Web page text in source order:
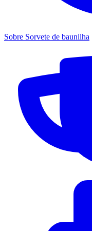
Sobre Sorvete de baunilha